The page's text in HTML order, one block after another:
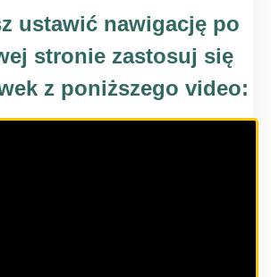
ustawić nawigację po
stronie zastosuj się
z poniższego video: